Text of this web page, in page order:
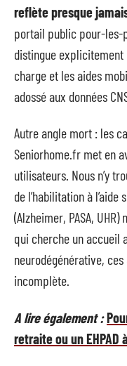
reflète presque
portail public pour-les-
distingue
charge et les aides
adossé aux données
Autre angle mort : les
Seniorhome.fr met en
utilisateurs. Nous n’y
de l’habilitation à
(Alzheimer, PASA,
qui cherche un accueil
neurodégénérative,
incomplète.
A lire également :
retraite ou un EHPAD